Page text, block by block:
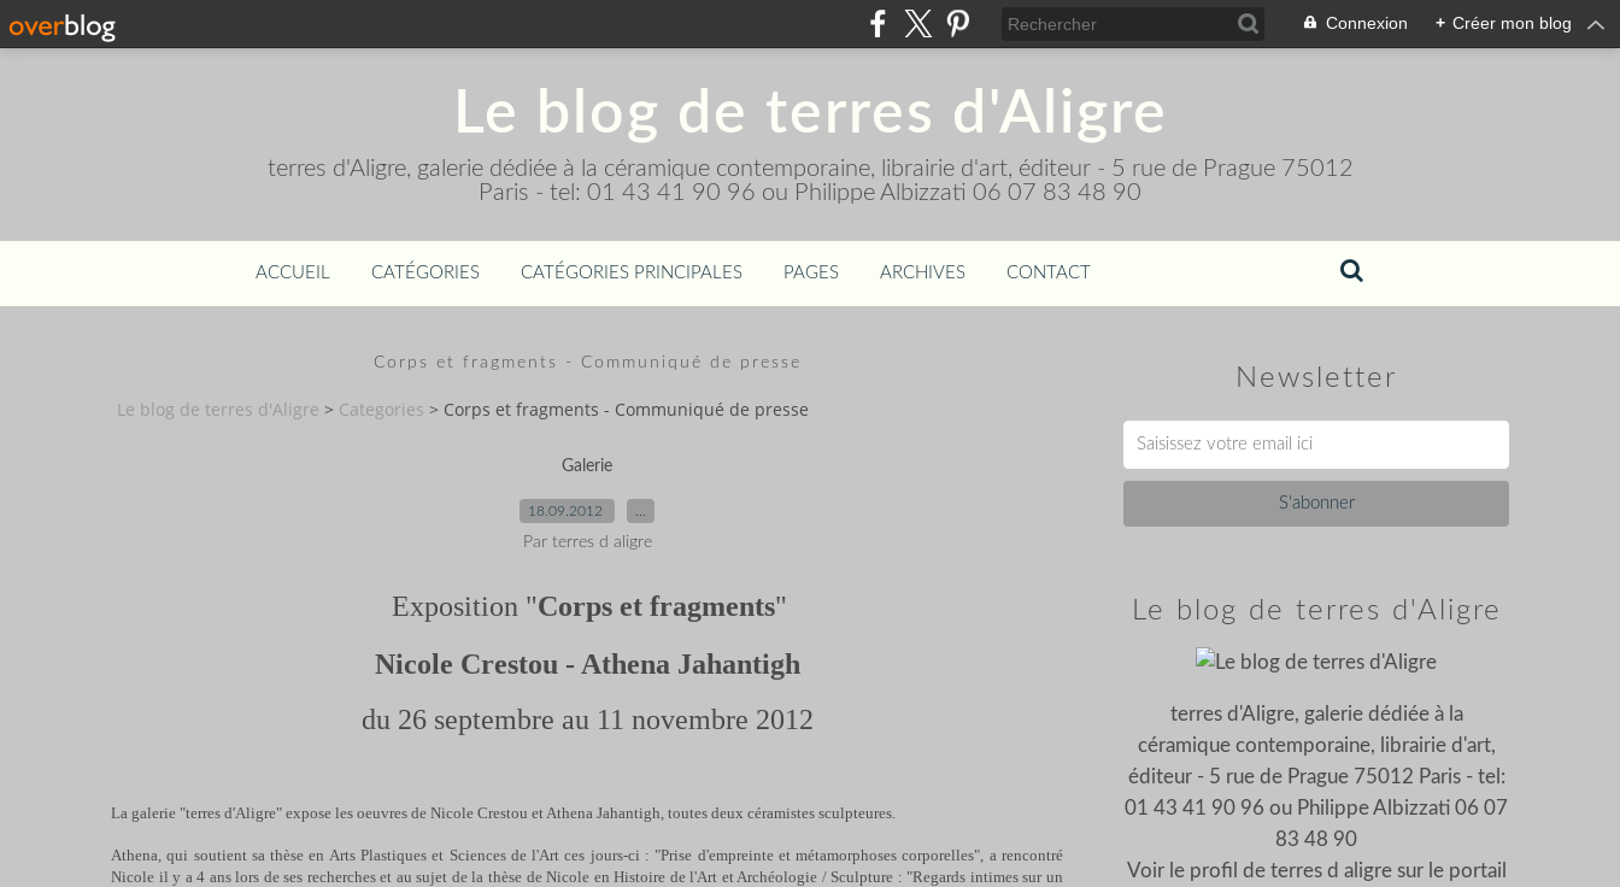
Connexion + Créer mon blog
Le blog de terres d'Aligre
terres d'Aligre, galerie dédiée à la céramique contemporaine, librairie d'art, éditeur - 5 rue de Prague 75012
Paris - tel: 01 43 41 90 96 ou Philippe Albizzati 06 07 83 48 90
ACCUEIL CATÉGORIES CATÉGORIES PRINCIPALES PAGES ARCHIVES CONTACT
Corps et fragments - Communiqué de presse
Le blog de terres d'Aligre > Categories > Corps et fragments - Communiqué de presse
Galerie
18.09.2012
Par terres d aligre
Exposition "Corps et fragments"
Nicole Crestou - Athena Jahantigh
du 26 septembre au 11 novembre 2012
La galerie "terres d'Aligre" expose les oeuvres de Nicole Crestou et Athena Jahantigh, toutes deux céramistes sculpteures.
Athena, qui soutient sa thèse en Arts Plastiques et Sciences de l'Art ces jours-ci : "Prise d'empreinte et métamorphoses corporelles", a rencontré
Nicole il y a 4 ans lors de ses recherches et au sujet de la thèse de Nicole en Histoire de l'Art et Archéologie / Sculpture : "Regards intimes sur un
Newsletter
Le blog de terres d'Aligre
terres d'Aligre, galerie dédiée à la
céramique contemporaine, librairie d'art,
éditeur - 5 rue de Prague 75012 Paris - tel:
01 43 41 90 96 ou Philippe Albizzati 06 07
83 48 90
Voir le profil de terres d aligresur le portail